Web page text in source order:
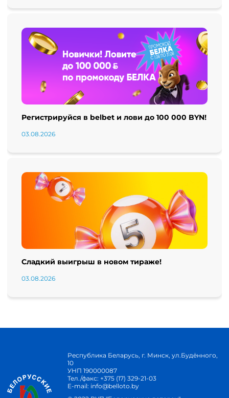
Регистрируйся в belbet и лови до 100 000 BYN!
03.08.2026
Сладкий выигрыш в новом тираже!
03.08.2026
Республика Беларусь, г. Минск, ул.Будённого,
10
УНП 190000087
Тел./факс: +375 (17) 329-21-03
E-mail: info@belloto.by